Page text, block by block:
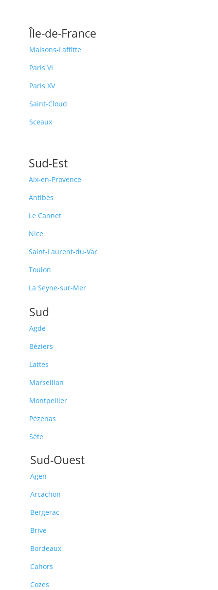
Île-de-France
Maisons-Laffitte
Paris VI
Paris XV
Saint-Cloud
Sceaux
Sud-Est
Aix-en-Provence
Antibes
Le Cannet
Nice
Saint-Laurent-du-Var
Toulon
La Seyne-sur-Mer
Sud
Agde
Béziers
Lattes
Marseillan
Montpellier
Pézenas
Sète
Sud-Ouest
Agen
Arcachon
Bergerac
Brive
Bordeaux
Cahors
Cozes